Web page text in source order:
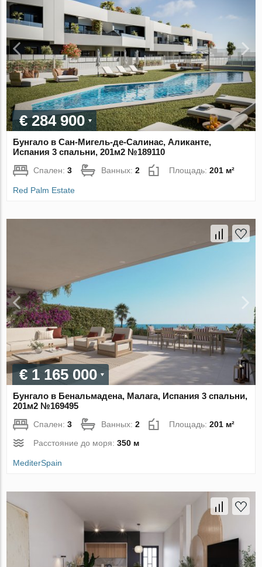
€ 284 900
Бунгало в Сан-Мигель-де-Салинас, Аликанте,
Испания 3 спальни, 201м2 №189110
Спален:3 Ванных:2 Площадь:201 м²
Red Palm Estate
€ 1 165 000
Бунгало в Бенальмадена, Малага, Испания 3 спальни,
201м2 №169495
Спален:3 Ванных:2 Площадь:201 м²
Расстояние до моря:350 м
MediterSpain